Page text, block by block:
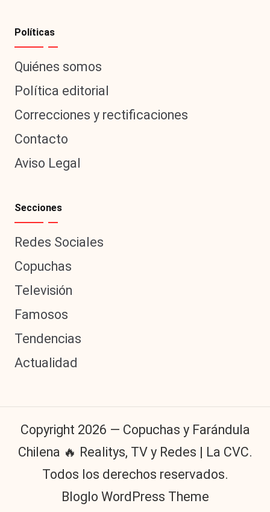
Políticas
Quiénes somos
Política editorial
Correcciones y rectificaciones
Contacto
Aviso Legal
Secciones
Redes Sociales
Copuchas
Televisión
Famosos
Tendencias
Actualidad
Copyright 2026 — Copuchas y Farándula
Chilena 🔥 Realitys, TV y Redes | La CVC.
Todos los derechos reservados.
Bloglo WordPress Theme